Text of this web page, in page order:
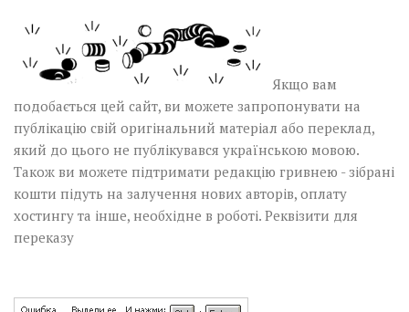
Якщо вам
подобається цей сайт, ви можете запропонувати на
публікацію свій оригінальний матеріал або переклад,
який до цього не публікувався українською мовою.
Також ви можете підтримати редакцію гривнею - зібрані
кошти підуть на залучення нових авторів, оплату
хостингу та інше, необхідне в роботі. Реквізити для
переказу